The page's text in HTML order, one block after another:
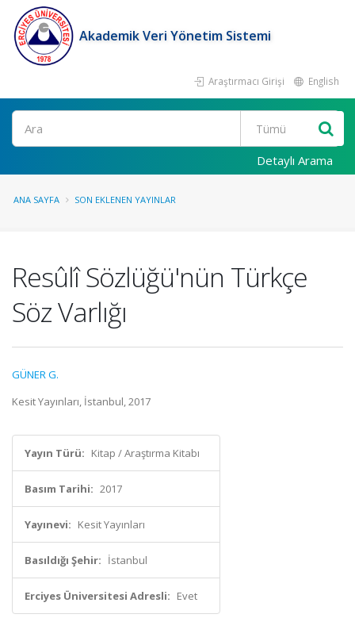
Akademik Veri Yönetim Sistemi
Araştırmacı Girişi English
Ara
Detaylı Arama
ANA SAYFA SON EKLENEN YAYINLAR
Resûlî Sözlüğü'nün Türkçe
Söz Varlığı
GÜNER G.
Kesit Yayınları, İstanbul, 2017
Yayın Türü: Kitap / Araştırma Kitabı
Basım Tarihi: 2017
Yayınevi: Kesit Yayınları
Basıldığı Şehir: İstanbul
Erciyes Üniversitesi Adresli: Evet